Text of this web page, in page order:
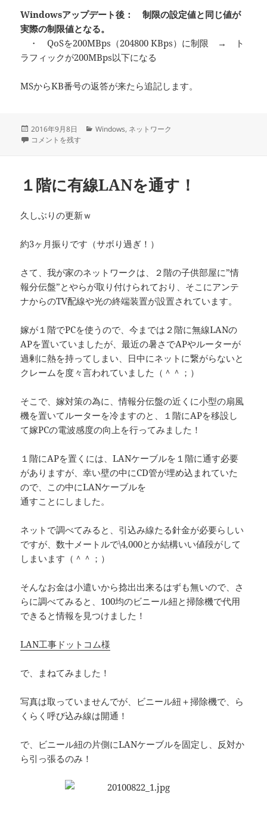
Windowsアップデート後： 制限の設定値と同じ値が
実際の制限値となる。
・ QoSを200MBps（204800 KBps）に制限 → ト
ラフィックが200MBps以下になる
MSからKB番号の返答が来たら追記します。
投
稿
2016年9月8日
カ
Windows, ネットワーク
windows2012のQoSが効かない場合の注意点 に
コメントを残す
１階に有線LANを通す！
久しぶりの更新ｗ
約3ヶ月振りです（サボり過ぎ！）
さて、我が家のネットワークは、２階の子供部屋に”情
報分伝盤”とやらが取り付けられており、そこにアンテ
ナからのTV配線や光の終端装置が設置されています。
嫁が１階でPCを使うので、今までは２階に無線LANの
APを置いていましたが、最近の暑さでAPやルーターが
過剰に熱を持ってしまい、日中にネットに繋がらないと
クレームを度々言われていました（＾＾；）
そこで、嫁対策の為に、情報分伝盤の近くに小型の扇風
機を置いてルーターを冷ますのと、１階にAPを移設し
て嫁PCの電波感度の向上を行ってみました！
１階にAPを置くには、LANケーブルを１階に通す必要
がありますが、幸い壁の中にCD管が埋め込まれていた
ので、この中にLANケーブルを
通すことにしました。
ネットで調べてみると、引込み線たる針金が必要らしい
ですが、数十メートルで\4,000とか結構いい値段がして
しまいます（＾＾；）
そんなお金は小遣いから捻出出来るはずも無いので、さ
らに調べてみると、100均のビニール紐と掃除機で代用
できると情報を見つけました！
LAN工事ドットコム様
で、まねてみました！
写真は取っていませんでが、ビニール紐＋掃除機で、ら
くらく呼び込み線は開通！
で、ビニール紐の片側にLANケーブルを固定し、反対か
ら引っ張るのみ！